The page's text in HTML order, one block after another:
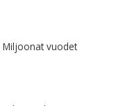
Miljoonat vuodet